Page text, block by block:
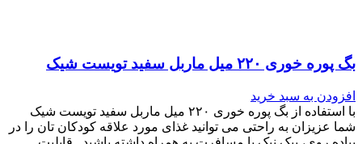
بگ پوره خوری ۲۲۰ میل ماربل سفید تویست شیک
افزودن به سبد خرید
با استفاده از بگ پوره خوری ۲۲۰ میل ماربل سفید تویست شیک
شما عزیزان به راحتی می توانید غذای مورد علاقه کودکان تان را در